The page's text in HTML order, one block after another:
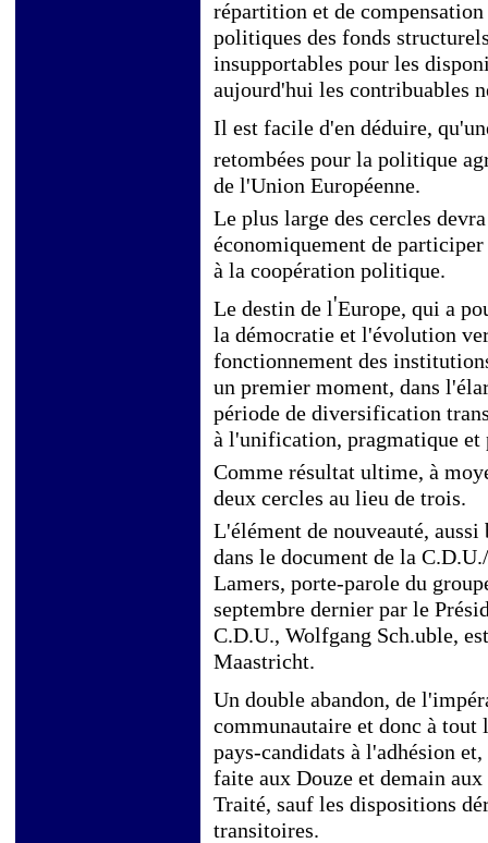
répartition et de
politiques des fonds
insupportables pour les
aujourd'hui les contribuables
Il est facile d'en déduire,
retombées pour la politique
de l'Union Européenne.
Le plus large des cercles
économiquement de
à la coopération politique.
Le destin de l'Europe, qui a
la démocratie et l'évolution
fonctionnement des
un premier moment, dans
période de diversification
à l'unification, pragmatique et
Comme résultat ultime, à
deux cercles au lieu de trois.
L'élément de nouveauté,
dans le document de la
Lamers, porte-parole du
septembre dernier par le
C.D.U., Wolfgang Sch.uble,
Maastricht.
Un double abandon, de
communautaire et donc à tout
pays-candidats à l'adhésion
faite aux Douze et demain
Traité, sauf les dispositions
transitoires.